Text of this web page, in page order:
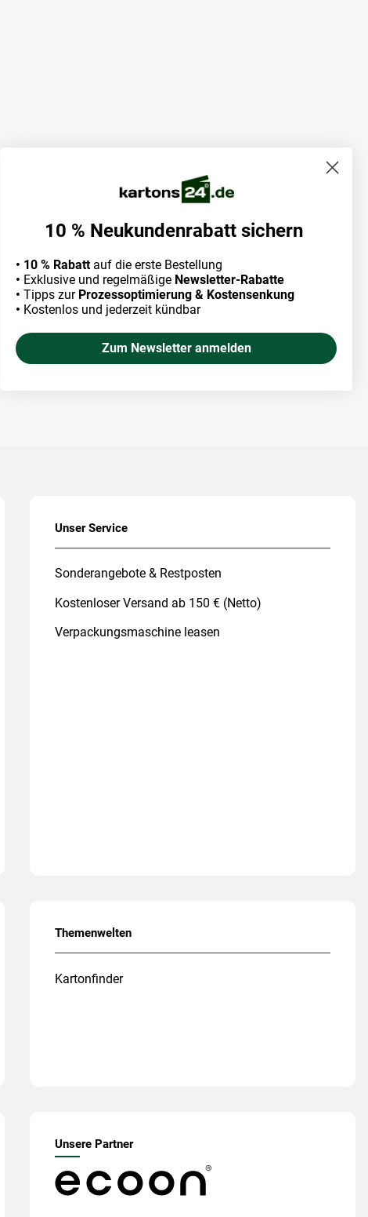
Unser Service
Sonderangebote & Restposten
Kostenloser Versand ab 150 € (Netto)
Verpackungsmaschine leasen
Themenwelten
Kartonfinder
Unsere Partner
10 % Neukundenrabatt sichern
• 10 % Rabatt auf die erste Bestellung
• Exklusive und regelmäßige Newsletter-Rabatte
• Tipps zur Prozessoptimierung & Kostensenkung
• Kostenlos und jederzeit kündbar
Zum Newsletter anmelden